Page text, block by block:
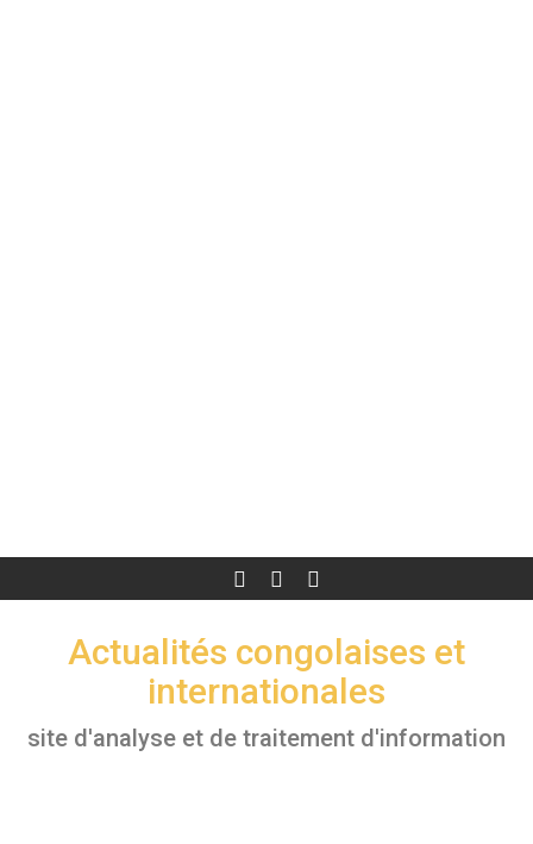
Actualités congolaises et
internationales
site d'analyse et de traitement d'information